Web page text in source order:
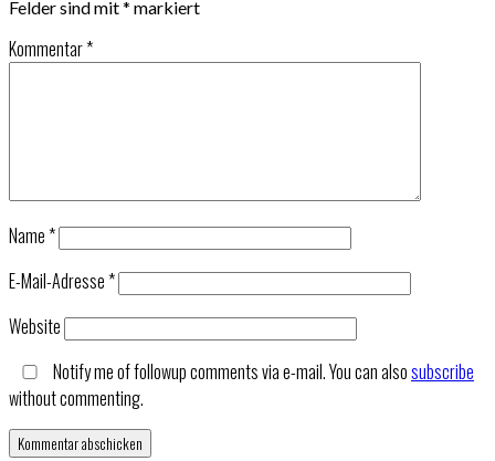
Felder sind mit* markiert
Kommentar*
Name*
E-Mail-Adresse*
Website
Notify me of followup comments via e-mail. You can alsosubscribe
without commenting.